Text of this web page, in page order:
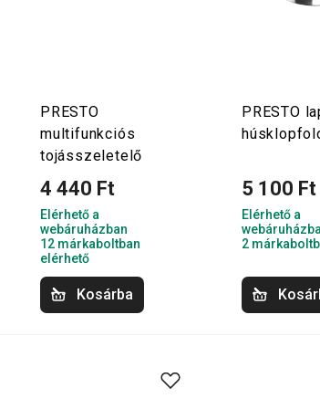
PRESTO
multifunkciós
tojásszeletelő
4 440 Ft
Elérhető a
webáruházban
12 márkaboltban
elérhető
Kosárba
PRESTO
5 100 Ft
Elérhető a
2